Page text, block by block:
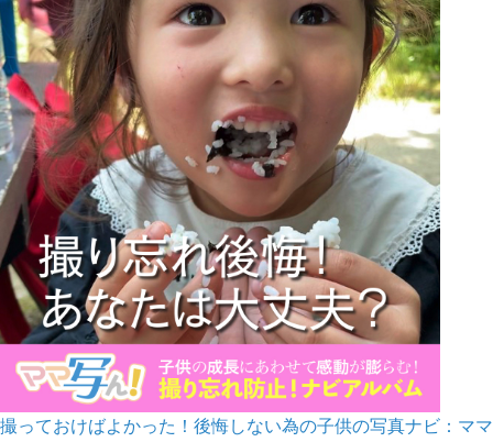
撮っておけばよかった！後悔しない為の子供の写真ナビ：ママ